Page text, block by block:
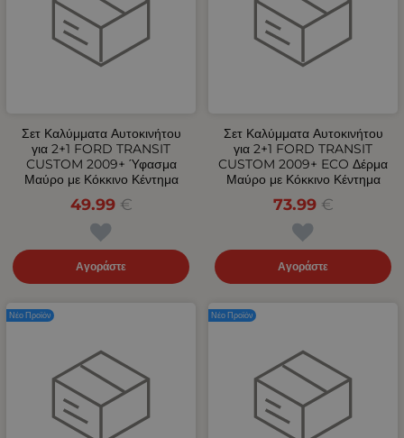
Σετ Καλύμματα Αυτοκινήτου
για 2+1 FORD TRANSIT
CUSTOM 2009+ Ύφασμα
Μαύρο με Κόκκινο Κέντημα
49.99 €
Αγοράστε
Σετ Καλύμματα Αυτοκινήτου
για 2+1 FORD TRANSIT
CUSTOM 2009+ ECO Δέρμα
Μαύρο με Κόκκινο Κέντημα
73.99 €
Αγοράστε
Νέο Προϊόν Νέο Προϊόν